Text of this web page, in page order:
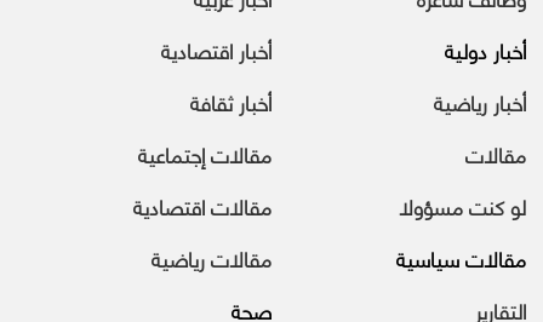
أخبار دولية
أخبار اقتصادية
أخبار رياضية
أخبار ثقافة
مقالات
مقالات إجتماعية
لو كنت مسؤولا
مقالات اقتصادية
مقالات سياسية
مقالات رياضية
التقارير
صحة